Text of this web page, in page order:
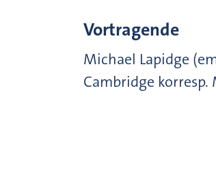
Vortragende
Michael Lapidge
Cambridge